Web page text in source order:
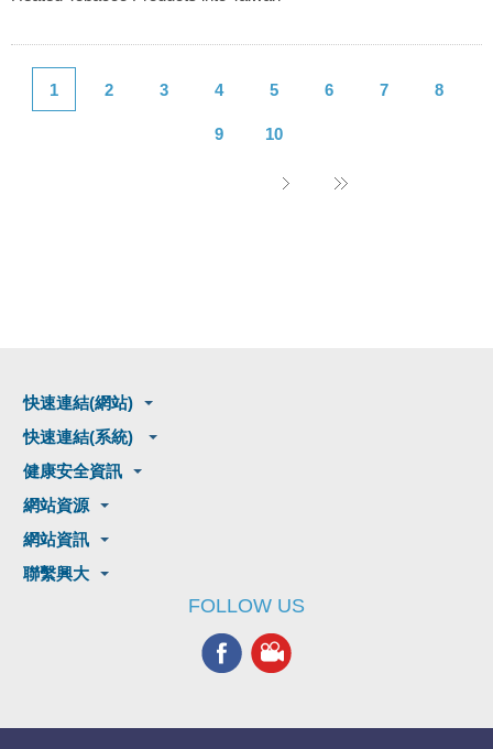
1 2 3 4 5 6 7 8
9 10
快速連結(網站)
快速連結(系統)
健康安全資訊
網站資源
網站資訊
聯繫興大
FOLLOW US